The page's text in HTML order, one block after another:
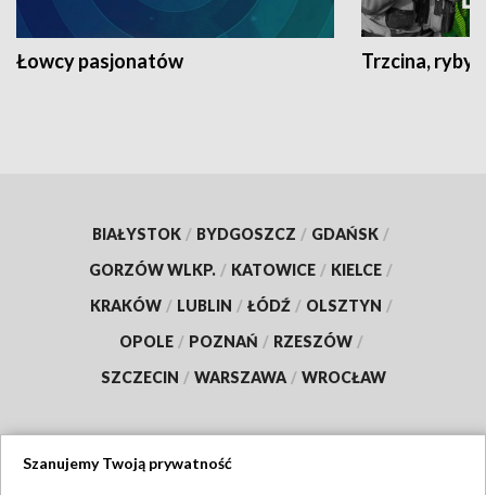
Łowcy pasjonatów Trzcina, ryby
BIAŁYSTOK / BYDGOSZCZ / GDAŃSK /
GORZÓW WLKP. / KATOWICE / KIELCE /
KRAKÓW / LUBLIN / ŁÓDŹ / OLSZTYN /
OPOLE / POZNAŃ / RZESZÓW /
SZCZECIN / WARSZAWA / WROCŁAW
Szanujemy Twoją prywatność